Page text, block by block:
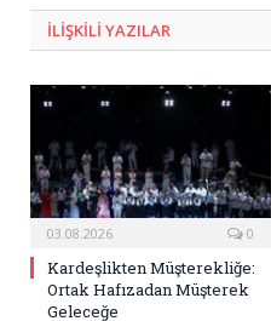
ILIŞKILI YAZILAR
03.08.2026 0
Kardeşlikten Müşterekliğe:
Ortak Hafızadan Müşterek
Geleceğe